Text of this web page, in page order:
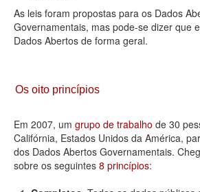
As leis foram propostas para os Dados
Governamentais, mas pode-se dizer que
Dados Abertos de forma geral.
Os oito princípios
Em 2007, um grupo de trabalho de 30
Califórnia, Estados Unidos da América,
dos Dados Abertos Governamentais.
sobre os seguintes 8 princípios: